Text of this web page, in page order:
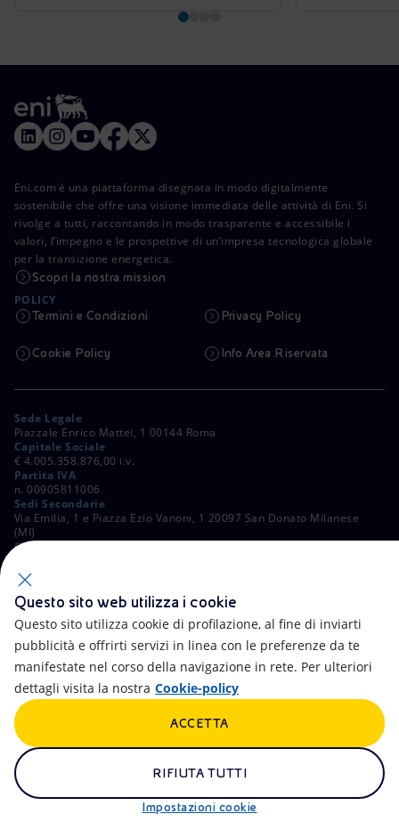
Eni.com è una piattaforma disegnata in modo digitalmente
sostenibile che offre una visione immediata delle attività di Eni. Si
rivolge a tutti, raccontando in modo trasparente e accessibile i
valori, l’impegno e le prospettive di un’impresa tecnologica globale
per la transizione energetica.
Scopri la nostra mission
POLICY
Termini e Condizioni Privacy Policy
Cookie Policy Info Area Riservata
Sede Legale
Piazzale Enrico Mattei, 1 00144 Roma
Capitale Sociale
€ 4.005.358.876,00 i.v.
Partita IVA
n. 00905811006
Sedi Secondarie
Via Emilia, 1 e Piazza Ezio Vanoni, 1 20097 San Donato Milanese
(MI)
C. Fiscale e Registro Imprese di Roma
ALTRI LINK
Accessibilità Calendario
Newsletter Intelligenza artificiale
Truffe e Phishing
Remit Alluvioni
Questo sito web utilizza i cookie
Questo sito utilizza cookie di profilazione, al fine di inviarti
pubblicità e offrirti servizi in linea con le preferenze da te
manifestate nel corso della navigazione in rete. Per ulteriori
dettagli visita la nostra Cookie-policy
Impostazioni cookie
RIFIUTA TUTTI
ACCETTA